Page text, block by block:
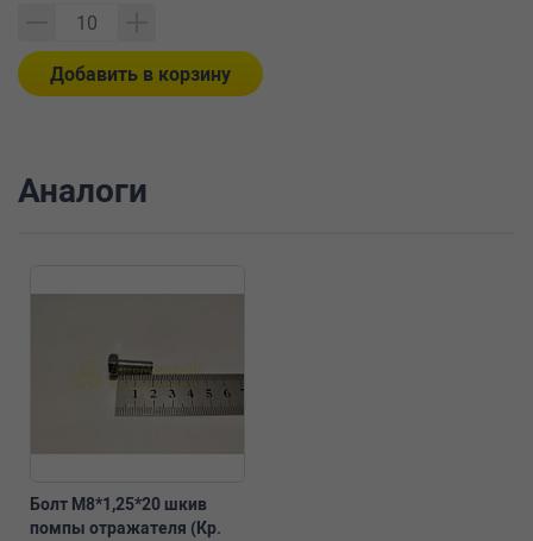
Добавить в корзину
Аналоги
Болт М8*1,25*20 шкив
помпы отражателя (Кр.